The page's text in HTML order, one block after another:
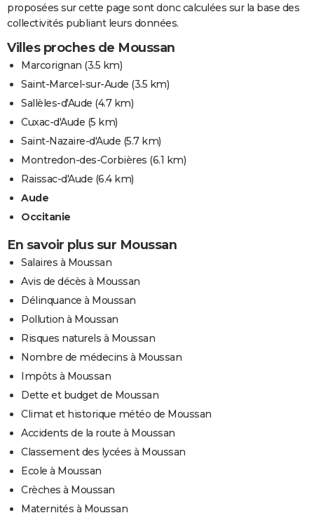
proposées sur cette page sont donc calculées sur la base des
collectivités publiant leurs données.
Villes proches de Moussan
Marcorignan (3.5 km)
Saint-Marcel-sur-Aude (3.5 km)
Sallèles-d'Aude (4.7 km)
Cuxac-d'Aude (5 km)
Saint-Nazaire-d'Aude (5.7 km)
Montredon-des-Corbières (6.1 km)
Raissac-d'Aude (6.4 km)
Aude
Occitanie
En savoir plus sur Moussan
Salaires à Moussan
Avis de décès à Moussan
Délinquance à Moussan
Pollution à Moussan
Risques naturels à Moussan
Nombre de médecins à Moussan
Impôts à Moussan
Dette et budget de Moussan
Climat et historique météo de Moussan
Accidents de la route à Moussan
Classement des lycées à Moussan
Ecole à Moussan
Crèches à Moussan
Maternités à Moussan